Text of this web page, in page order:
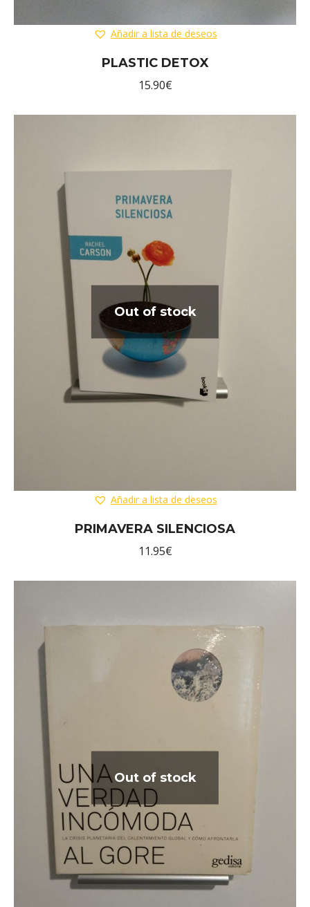
Añadir a lista de deseos
PLASTIC DETOX
15.90€
Out of stock
Añadir a lista de deseos
PRIMAVERA SILENCIOSA
11.95€
Out of stock